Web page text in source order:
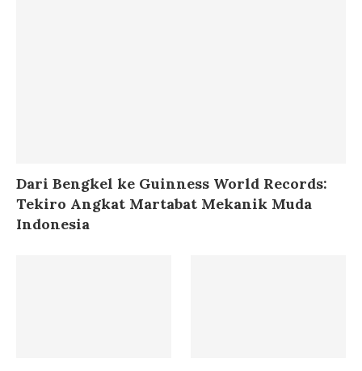
Dari Bengkel ke Guinness World Records:
Tekiro Angkat Martabat Mekanik Muda
Indonesia